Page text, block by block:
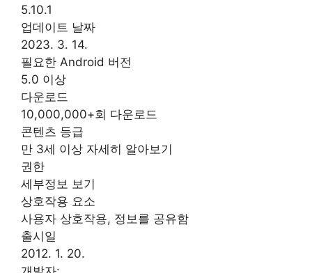
5.10.1
업데이트 날짜
2023. 3. 14.
필요한 Android 버전
5.0 이상
다운로드
10,000,000+회 다운로드
콘텐츠 등급
만 3세 이상 자세히 알아보기
권한
세부정보 보기
상호작용 요소
사용자 상호작용, 정보를 공유함
출시일
2012. 1. 20.